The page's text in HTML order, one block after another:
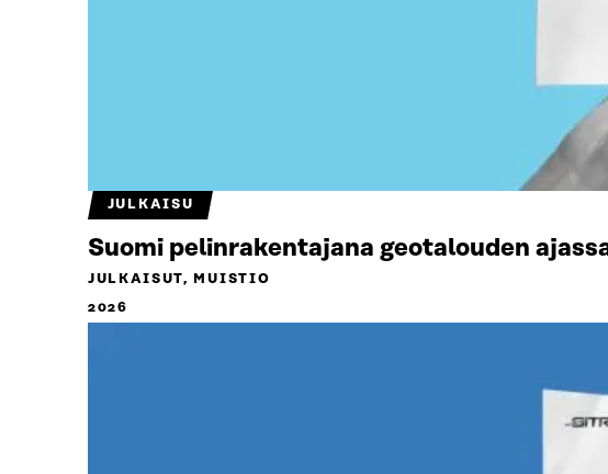
JULKAISU
Suomi pelinrakentajana geotalouden
JULKAISUT, MUISTIO
2026